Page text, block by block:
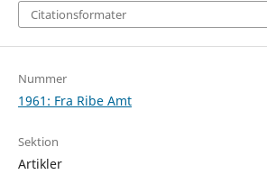
Citationsformater
Nummer
1961: Fra Ribe Amt
Sektion
Artikler